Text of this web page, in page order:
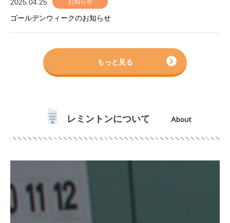
2025.04.25 お知らせ
ゴールデンウィークのお知らせ
もっと見る
レミントンについて About